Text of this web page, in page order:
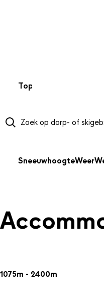
Top 50
SneeuwhoogteWeer
1075m - 2400m